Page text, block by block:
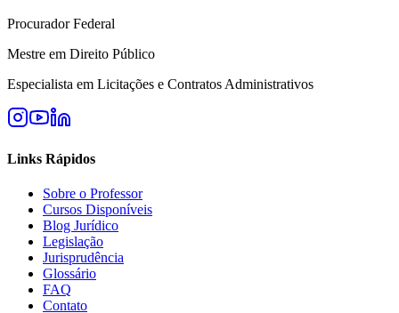
Procurador Federal
Mestre em Direito Público
Especialista em Licitações e Contratos Administrativos
Links Rápidos
Sobre o Professor
Cursos Disponíveis
Blog Jurídico
Legislação
Jurisprudência
Glossário
FAQ
Contato